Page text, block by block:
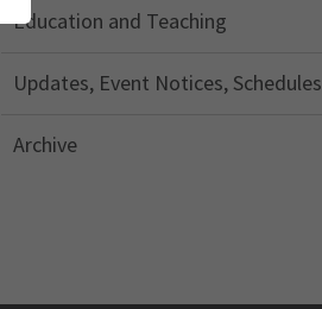
Education and Teaching
Updates, Event Notices, Schedules
Archive